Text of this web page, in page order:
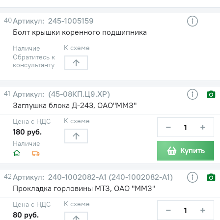
40
245-1005159
Болт крышки коренного подшипника
Наличие
Обратитесь к
консультанту
К схеме
41
(45-08КП.Ц9.ХР)
Заглушка блока Д-243, ОАО"ММЗ"
Наличие
Цена с НДС
180 руб.
К схеме − +
Купить
42
240-1002082-A1 (240-1002082-А1)
Прокладка горловины МТЗ, ОАО "ММЗ"
Цена с НДС
80 руб.
К схеме − +